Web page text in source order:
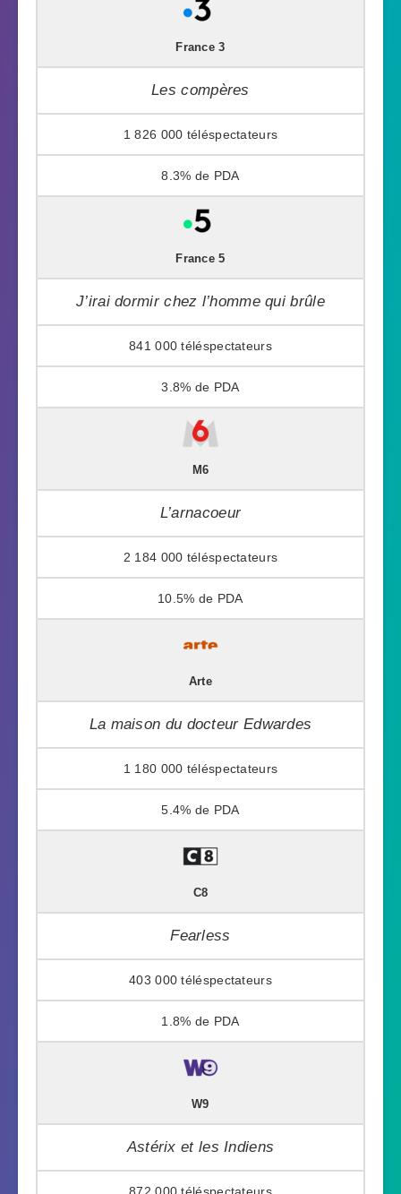
France 3
Les compères
1 826 000
8.3%
France 5
J’irai dormir chez l’homme qui brûle
841 000
3.8%
M6
L’arnacoeur
2 184 000
10.5%
Arte
La maison du docteur Edwardes
1 180 000
5.4%
C8
Fearless
403 000
1.8%
W9
Astérix et les Indiens